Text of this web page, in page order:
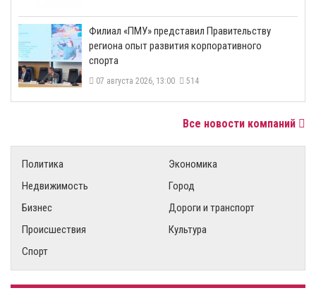
​Филиал «ПМУ» представил Правительству
региона опыт развития корпоративного
спорта
07 августа 2026, 13:00 514
Все новости компаний
Политика
Экономика
Недвижимость
Город
Бизнес
Дороги и транспорт
Происшествия
Культура
Спорт